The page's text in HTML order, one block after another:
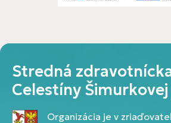
Stredná
Celestíny
Organizácia je v